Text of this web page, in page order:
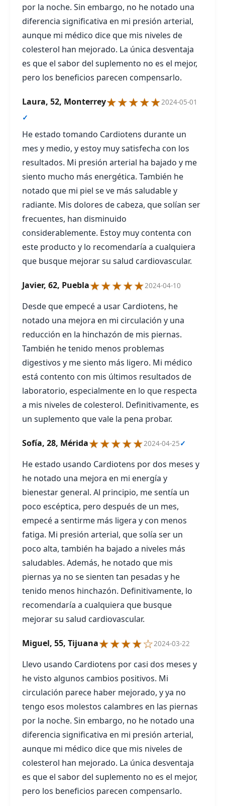
por la noche. Sin embargo, no he notado una
diferencia significativa en mi presión arterial,
aunque mi médico dice que mis niveles de
colesterol han mejorado. La única desventaja
es que el sabor del suplemento no es el mejor,
pero los beneficios parecen compensarlo.
Laura, 52, Monterrey★★★★★2024-05-01
✓
He estado tomando Cardiotens durante un
mes y medio, y estoy muy satisfecha con los
resultados. Mi presión arterial ha bajado y me
siento mucho más energética. También he
notado que mi piel se ve más saludable y
radiante. Mis dolores de cabeza, que solían ser
frecuentes, han disminuido
considerablemente. Estoy muy contenta con
este producto y lo recomendaría a cualquiera
que busque mejorar su salud cardiovascular.
Javier, 62, Puebla★★★★★2024-04-10
Desde que empecé a usar Cardiotens, he
notado una mejora en mi circulación y una
reducción en la hinchazón de mis piernas.
También he tenido menos problemas
digestivos y me siento más ligero. Mi médico
está contento con mis últimos resultados de
laboratorio, especialmente en lo que respecta
a mis niveles de colesterol. Definitivamente, es
un suplemento que vale la pena probar.
Sofía, 28, Mérida★★★★★2024-04-25✓
He estado usando Cardiotens por dos meses y
he notado una mejora en mi energía y
bienestar general. Al principio, me sentía un
poco escéptica, pero después de un mes,
empecé a sentirme más ligera y con menos
fatiga. Mi presión arterial, que solía ser un
poco alta, también ha bajado a niveles más
saludables. Además, he notado que mis
piernas ya no se sienten tan pesadas y he
tenido menos hinchazón. Definitivamente, lo
recomendaría a cualquiera que busque
mejorar su salud cardiovascular.
Miguel, 55, Tijuana★★★★☆2024-03-22
Llevo usando Cardiotens por casi dos meses y
he visto algunos cambios positivos. Mi
circulación parece haber mejorado, y ya no
tengo esos molestos calambres en las piernas
por la noche. Sin embargo, no he notado una
diferencia significativa en mi presión arterial,
aunque mi médico dice que mis niveles de
colesterol han mejorado. La única desventaja
es que el sabor del suplemento no es el mejor,
pero los beneficios parecen compensarlo.